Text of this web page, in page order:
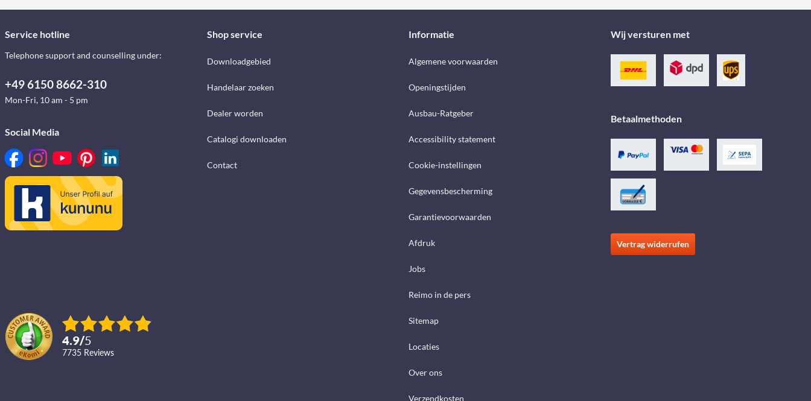
Service hotline
Telephone support and counselling under:
+49 6150 8662-310
Mon-Fri, 10 am - 5 pm
Social Media
4.9/5
7735 reviews
Shop service
Downloadgebied
Handelaar zoeken
Dealer worden
Catalogi downloaden
Contact
Informatie
Algemene voorwaarden
Openingstijden
Ausbau-Ratgeber
Accessibility statement
Cookie-instellingen
Gegevensbescherming
Garantievoorwaarden
Afdruk
Jobs
Reimo in de pers
Sitemap
Locaties
Over ons
Verzendkosten
Wij versturen met
Betaalmethoden
Vertrag widerrufen